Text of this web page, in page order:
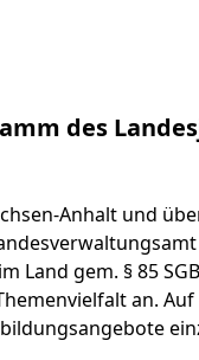
des
Anhalt und
Land gem. § 85
an.